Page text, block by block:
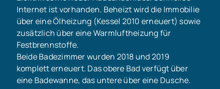
Internet ist vorhanden. Beheizt wird die Immobilie
über eine Ölheizung (Kessel 2010 erneuert) sowie
zusätzlich über eine Warmluftheizung für
Festbrennstoffe.
Beide Badezimmer wurden 2018 und 2019
komplett erneuert. Das obere Bad verfügt über
eine Badewanne, das untere über eine Dusche.